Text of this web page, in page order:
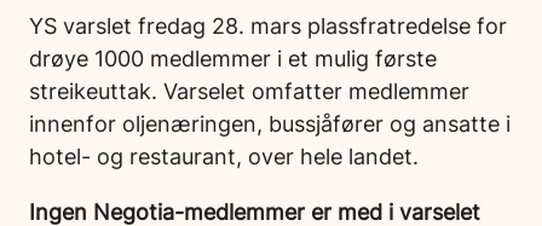
YS varslet fredag 28. mars plassfratredelse for
drøye 1000 medlemmer i et mulig første
streikeuttak. Varselet omfatter medlemmer
innenfor oljenæringen, bussjåfører og ansatte i
hotel- og restaurant, over hele landet.
Ingen Negotia-medlemmer er med i varselet